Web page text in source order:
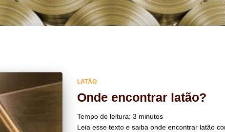
LATÃO
Onde encontrar latão?
Tempo de leitura: 3 minutos
Leia esse texto e saiba onde encontrar latão